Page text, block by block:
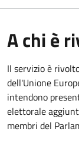
A chi è
Il servizio è
dell'Unione
intendono
elettorale
membri del